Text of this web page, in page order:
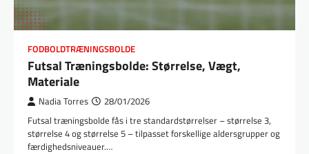
FODBOLDTRÆNINGSBOLDE
Futsal Træningsbolde: Størrelse, Vægt,
Materiale
Nadia Torres 28/01/2026
Futsal træningsbolde fås i tre standardstørrelser – størrelse 3,
størrelse 4 og størrelse 5 – tilpasset forskellige aldersgrupper og
færdighedsniveauer.…